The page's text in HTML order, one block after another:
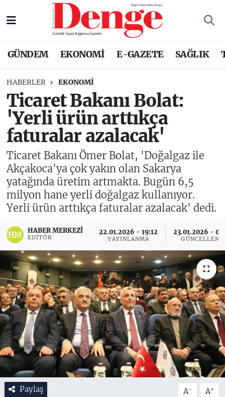
GÜNDEM EKONOMİ E-GAZETE SAĞLIK
HABERLER EKONOMİ
Ticaret Bakanı Bolat:
'Yerli ürün arttıkça
faturalar azalacak'
Ticaret Bakanı Ömer Bolat, 'Doğalgaz ile
Akçakoca'ya çok yakın olan Sakarya
yatağında üretim artmakta. Bugün 6,5
milyon hane yerli doğalgaz kullanıyor.
Yerli ürün arttıkça faturalar azalacak' dedi.
HABER MERKEZI
EDITÖR
22.01.2026 - 19:12
YAYINLANMA
23.01.2026 -
GÜNCELLEME
Paylaş A- A+
Nöbetçi Eczaneler
Süper Lig Puan Durumu ve Fikstür
Tüm Manşetler
Son Dakika Haberleri
Haber Arşivi